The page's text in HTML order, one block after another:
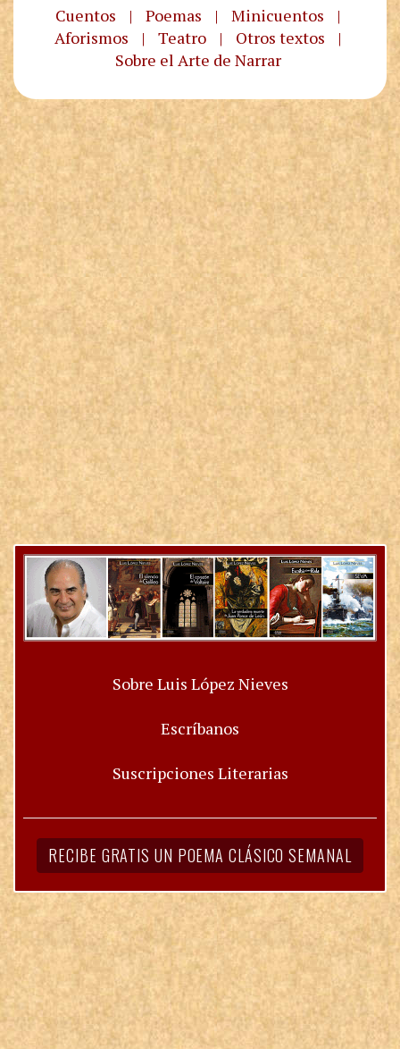
Cuentos | Poemas | Minicuentos
|
Aforismos
| Teatro | Otros textos
|
Sobre el Arte de Narrar
Sobre Luis López Nieves
Escríbanos
Suscripciones Literarias
RECIBE GRATIS UN POEMA CLÁSICO SEMANAL